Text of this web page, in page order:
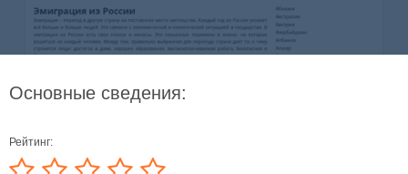
Основные сведения:
Рейтинг: